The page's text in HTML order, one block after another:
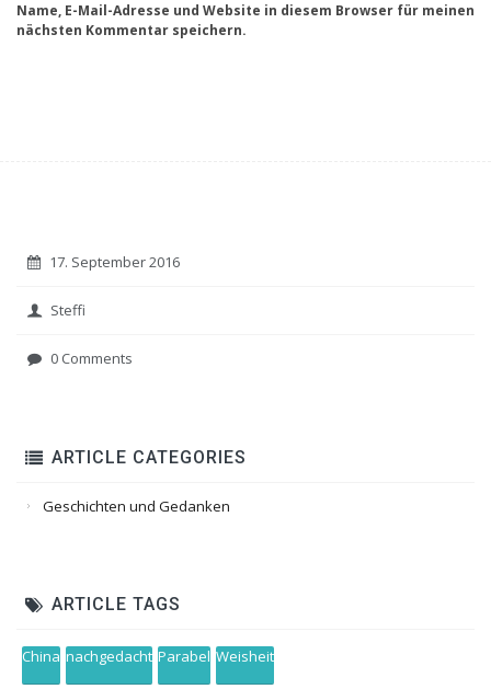
Name, E-Mail-Adresse und Website in diesem Browser für meinen
nächsten Kommentar speichern.
17. September 2016
Steffi
0 Comments
ARTICLE CATEGORIES
Geschichten und Gedanken
ARTICLE TAGS
China nachgedacht Parabel Weisheit